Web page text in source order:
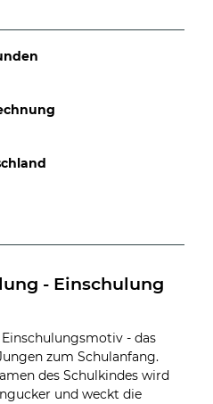
- Einschulung
- das
zum Schulanfang.
des Schulkindes wird
und weckt die